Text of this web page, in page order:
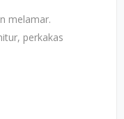
melamar.
perkakas